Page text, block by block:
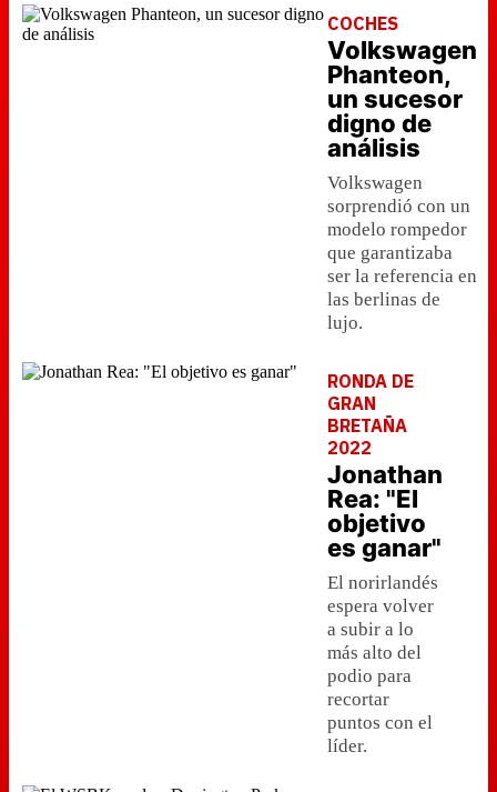
COCHES
Volkswagen
Phanteon,
un sucesor
digno de
análisis
Volkswagen
sorprendió con un
modelo rompedor
que garantizaba
ser la referencia en
las berlinas de
lujo.
RONDA DE
GRAN
BRETAÑA
2022
Jonathan
Rea: "El
objetivo
es ganar"
El norirlandés
espera volver
a subir a lo
más alto del
podio para
recortar
puntos con el
líder.